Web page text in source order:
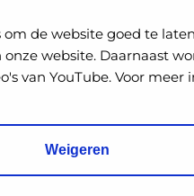
om de website goed te
onze website. Daarnaast
van YouTube. Voor meer
Weigeren